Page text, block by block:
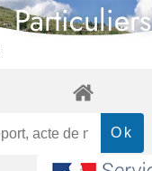
Particuliers